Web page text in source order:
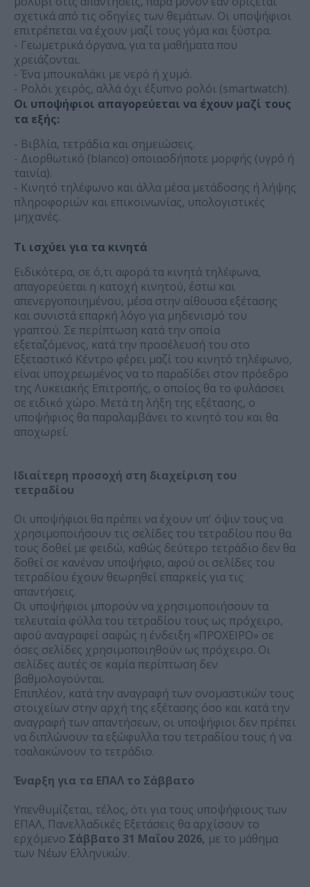
σχετικά από τις οδηγίες των θεμάτων. Οι υποψήφιοι
επιτρέπεται να έχουν μαζί τους γόμα και ξύστρα.
- Γεωμετρικά όργανα, για τα μαθήματα που
χρειάζονται.
- Ένα μπουκαλάκι με νερό ή χυμό.
- Ρολόι χειρός, αλλά όχι έξυπνο ρολόι (smartwatch).
Οι υποψήφιοι απαγορεύεται να έχουν μαζί τους
τα εξής:
- Βιβλία, τετράδια και σημειώσεις.
- Διορθωτικό (blanco) οποιασδήποτε μορφής (υγρό ή
ταινία).
- Κινητό τηλέφωνο και άλλα μέσα μετάδοσης ή λήψης
πληροφοριών και επικοινωνίας, υπολογιστικές
μηχανές.
Τι ισχύει για τα κινητά
Ειδικότερα, σε ό,τι αφορά τα κινητά τηλέφωνα,
απαγορεύεται η κατοχή κινητού, έστω και
απενεργοποιημένου, μέσα στην αίθουσα εξέτασης
και συνιστά επαρκή λόγο για μηδενισμό του
γραπτού. Σε περίπτωση κατά την οποία
εξεταζόμενος, κατά την προσέλευσή του στο
Εξεταστικό Κέντρο φέρει μαζί του κινητό τηλέφωνο,
είναι υποχρεωμένος να το παραδίδει στον πρόεδρο
της Λυκειακής Επιτροπής, ο οποίος θα το φυλάσσει
σε ειδικό χώρο. Μετά τη λήξη της εξέτασης, ο
υποψήφιος θα παραλαμβάνει το κινητό του και θα
αποχωρεί.
Ιδιαίτερη προσοχή στη διαχείριση του
τετραδίου
Οι υποψήφιοι θα πρέπει να έχουν υπ' όψιν τους να
χρησιμοποιήσουν τις σελίδες του τετραδίου που θα
τους δοθεί με φειδώ, καθώς δεύτερο τετράδιο δεν θα
δοθεί σε κανέναν υποψήφιο, αφού οι σελίδες του
τετραδίου έχουν θεωρηθεί επαρκείς για τις
απαντήσεις.
Οι υποψήφιοι μπορούν να χρησιμοποιήσουν τα
τελευταία φύλλα του τετραδίου τους ως πρόχειρο,
αφού αναγραφεί σαφώς η ένδειξη «ΠΡΟΧΕΙΡΟ» σε
όσες σελίδες χρησιμοποιηθούν ως πρόχειρο. Οι
σελίδες αυτές σε καμία περίπτωση δεν
βαθμολογούνται.
Επιπλέον, κατά την αναγραφή των ονομαστικών τους
στοιχείων στην αρχή της εξέτασης όσο και κατά την
αναγραφή των απαντήσεων, οι υποψήφιοι δεν πρέπει
να διπλώνουν τα εξώφυλλα του τετραδίου τους ή να
τσαλακώνουν το τετράδιο.
Έναρξη για τα ΕΠΑΛ το Σάββατο
Υπενθυμίζεται, τέλος, ότι για τους υποψήφιους των
ΕΠΑΛ, Πανελλαδικές Εξετάσεις θα αρχίσουν το
ερχόμενο Σάββατο 31 Μαΐου 2026, με το μάθημα
των Νέων Ελληνικών.